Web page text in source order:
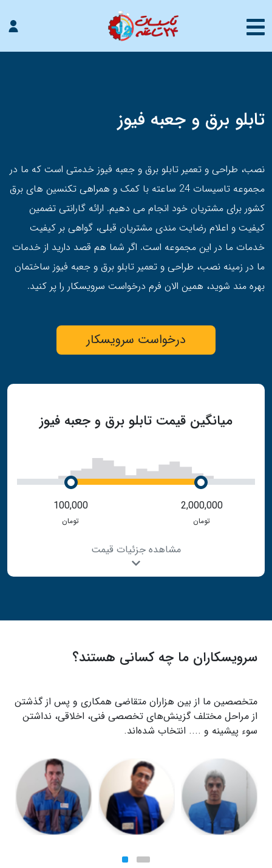
تابلو برق و جعبه فیوز
نصب، طراحی و تعمیر تابلو برق و جعبه فیوز خدمتی است که ما در
مجموعه تاسیسات 24 ساعته با کمک و همراهی تکنسین های برق
کشور برای مشتریان خود انجام می دهیم. ارائه گارانتی تضمین
کیفیت و اعلام رضایت مندی مشتریان قبلی، گواهی بر کیفیت
خدمات ما در این مجموعه است. اگر شما هم قصد دارید از خدمات
ما در زمینه نصب، طراحی و تعمیر تابلو برق و جعبه فیوز ساختمان
بهره مند شوید، همین الان فرم درخواست سرویسکار را پر کنید.
درخواست سرویسکار
میانگین قیمت تابلو برق و جعبه فیوز
2,000,000
تومان
100,000
تومان
مشاهده جزئیات قیمت
سرویسکاران ما چه کسانی هستند؟
متخصصین ما از بین هزاران متقاضی همکاری و پس از گذشتن
از مراحل مختلف گزینش‌های تخصصی فنی، اخلاقی، نداشتن
سوء پیشینه و .... انتخاب شده‌اند.